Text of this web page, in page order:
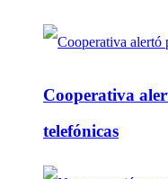
Cooperativa
telefónicas